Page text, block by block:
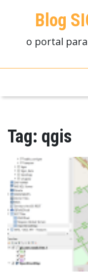
Blog
o portal
Tag: qgis